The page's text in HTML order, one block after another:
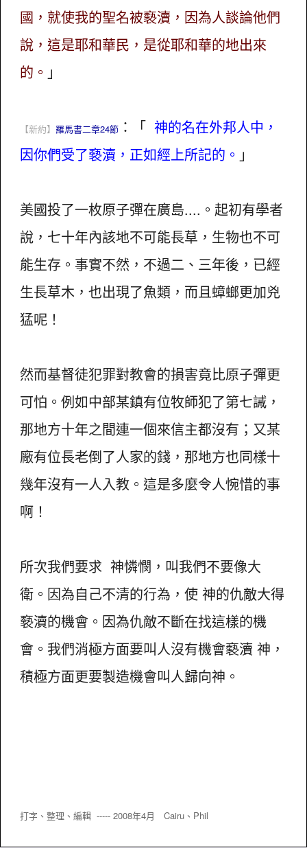
國，就使我的聖名被褻瀆，因為人談論他們
說，這是耶和華民，是從耶和華的地出來
的。 」
【新約】 羅馬書二章24節 ：「 神的名在外邦人中，
因你們受了褻瀆，正如經上所記的。 」
美國投了一枚原子彈在廣島....。起初有學者
說，七十年內該地不可能長草，生物也不可
能生存。事實不然，不過二、三年後，已經
生長草木，也出現了魚類，而且蟑螂更加兇
猛呢！
然而基督徒犯罪對教會的損害竟比原子彈更
可怕。例如中部某鎮有位牧師犯了第七誡，
那地方十年之間連一個來信主都沒有；又某
廠有位長老倒了人家的錢，那地方也同樣十
幾年沒有一人入教。這是多麼令人惋惜的事
啊！
所次我們要求 神憐憫，叫我們不要像大
衛。因為自己不清的行為，使 神的仇敵大得
褻瀆的機會。因為仇敵不斷在找這樣的機
會。我們消極方面要叫人沒有機會褻瀆 神，
積極方面更要製造機會叫人歸向神。
打字、整理、編輯 ----- 2008年4月 Cairu、 Phil